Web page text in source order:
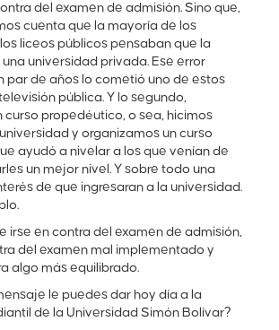
del examen de admisión. Sino que,
cuenta que la mayoría de los
liceos públicos pensaban que la
universidad privada. Ese error
par de años lo cometió uno de estos
pública. Y lo segundo,
curso propedéutico, o sea, hicimos
y organizamos un curso
ayudó a nivelar a los que venían de
un mejor nivel. Y sobre todo una
de que ingresaran a la universidad.
irse en contra del examen de admisión,
del examen mal implementado y
algo más equilibrado.
le puedes dar hoy día a la
de la Universidad Simón Bolívar?